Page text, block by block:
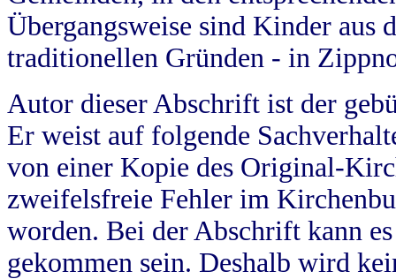
Übergangsweise sind Kinder aus
traditionellen Gründen - in
Autor dieser Abschrift ist der
Er weist auf folgende
von einer Kopie des Original-
zweifelsfreie Fehler im
worden. Bei der Abschrift kann
gekommen sein. Deshalb wird